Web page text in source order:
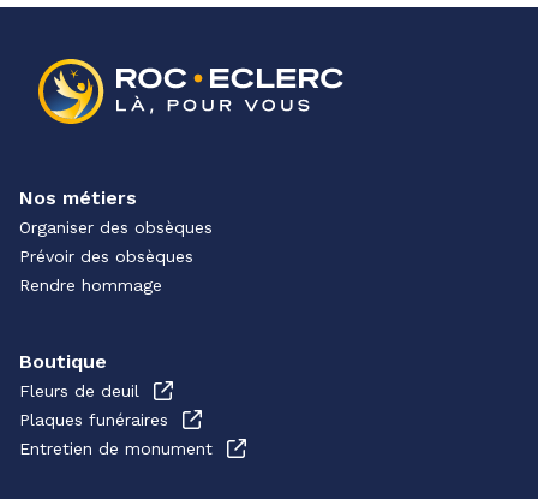
Nos métiers
Organiser des obsèques
Prévoir des obsèques
Rendre hommage
Boutique
Fleurs de deuil
Plaques funéraires
Entretien de monument